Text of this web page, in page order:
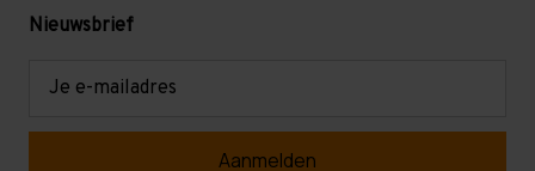
Levering en afhalen
Mezzanine
Nieuwsbrief